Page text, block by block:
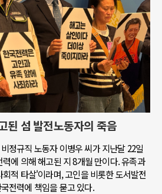
된 섬 발전노동자의 죽음
정규직 노동자 이병우 씨가 지난달 22일
에 의해 해고된 지 8개월 만이다. 유족과
적 타살'이라며, 고인을 비롯한 도서발전
전력에 책임을 묻고 있다.